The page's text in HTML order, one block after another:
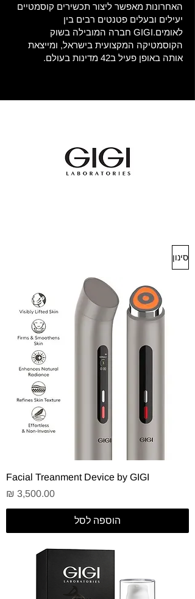
האחרונות מאפשר ליצור תכשירים קוסמטיים
יעילים ובעלים פטנטים רבים בין
לאומים.GIGI חברה המובילה בשוק
הקוסמטיקה המקצועית בישראל, ומייצאת
אותה באופן פעיל ב42 מדינות בעולם.
סינון
Facial Treanment Device by GIGI
מחיר
הוספה לסל